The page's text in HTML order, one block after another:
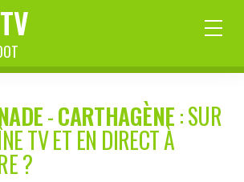
-CARTHAGÈNE: SUR
TV ET EN DIRECT À
?